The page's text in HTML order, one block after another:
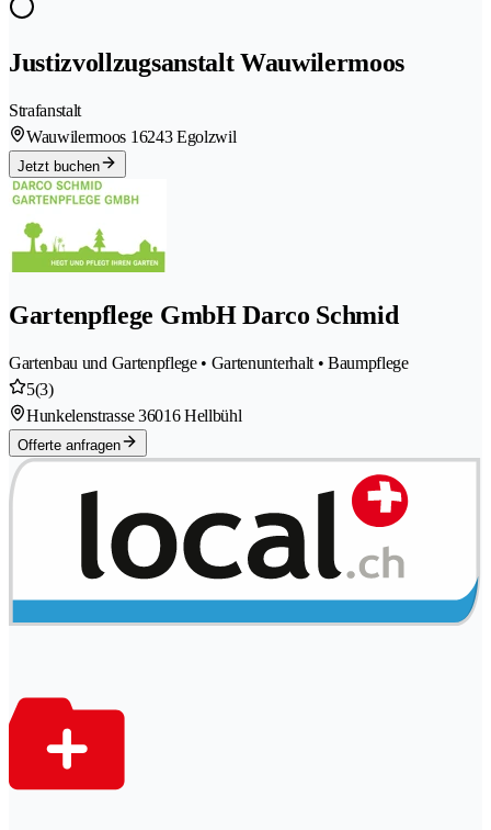
Justizvollzugsanstalt Wauwilermoos
Strafanstalt
Wauwilermoos 16243 Egolzwil
Jetzt buchen
Gartenpflege GmbH Darco Schmid
Gartenbau und Gartenpflege • Gartenunterhalt • Baumpflege
5(3)
Hunkelenstrasse 36016 Hellbühl
Offerte anfragen